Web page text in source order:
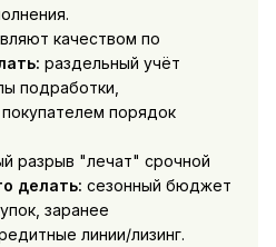
качеством по
раздельный учёт
подработки,
порядок
разрыв "лечат" срочной
делать: сезонный бюджет
заранее
линии/лизинг.